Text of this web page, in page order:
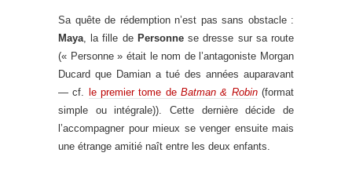
Sa quête de rédemption n’est pas sans obstacle :
Maya, la fille de Personnese dresse sur sa route
(« Personne » était le nom de l’antagoniste Morgan
Ducard que Damian a tué des années auparavant
— cf.
le premier tome deBatman & Robin(format
simple ou intégrale)). Cette dernière décide de
l’accompagner pour mieux se venger ensuite mais
une étrange amitié naît entre les deux enfants.